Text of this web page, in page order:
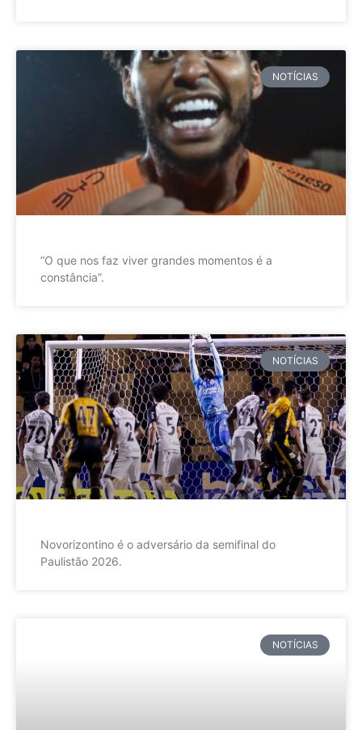
NOTÍCIAS
”O que nos faz viver grandes momentos é a
constância”.
NOTÍCIAS
Novorizontino é o adversário da semifinal do
Paulistão 2026.
NOTÍCIAS